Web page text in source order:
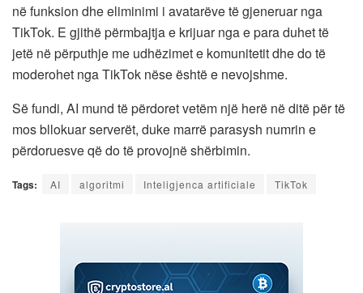
në funksion dhe eliminimi i avatarëve të gjeneruar nga
TikTok. E gjithë përmbajtja e krijuar nga e para duhet të
jetë në përputhje me udhëzimet e komunitetit dhe do të
moderohet nga TikTok nëse është e nevojshme.
Së fundi, AI mund të përdoret vetëm një herë në ditë për të
mos bllokuar serverët, duke marrë parasysh numrin e
përdoruesve që do të provojnë shërbimin.
Tags: AI algoritmi Inteligjenca artificiale TikTok